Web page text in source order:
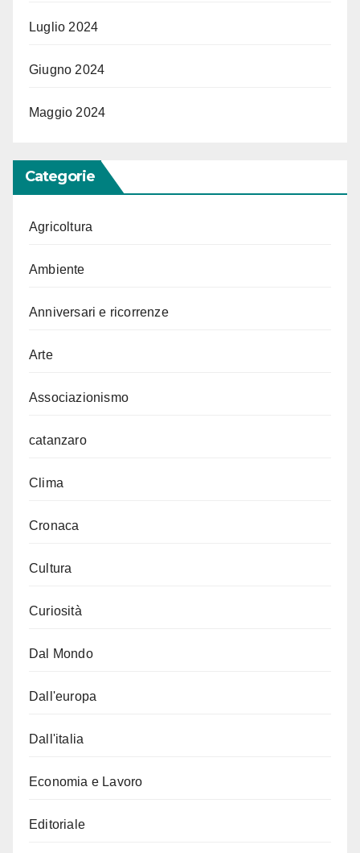
Luglio 2024
Giugno 2024
Maggio 2024
Categorie
Agricoltura
Ambiente
Anniversari e ricorrenze
Arte
Associazionismo
catanzaro
Clima
Cronaca
Cultura
Curiosità
Dal Mondo
Dall'europa
Dall'italia
Economia e Lavoro
Editoriale